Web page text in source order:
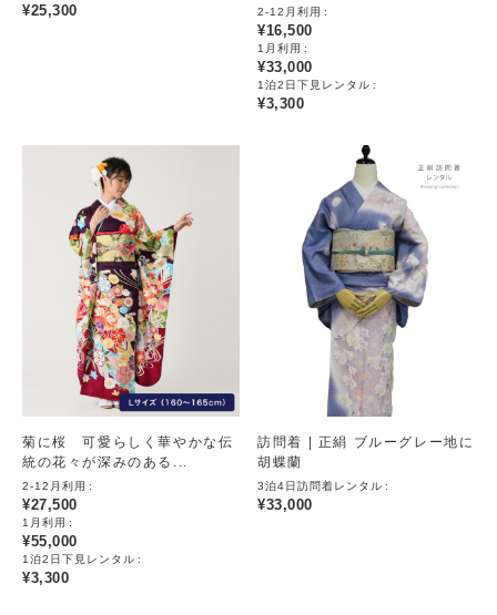
¥25,300 2-12月利用
¥16,500
1月利用
¥33,000
1泊2日下見レンタル
¥3,300
菊に桜 可愛らしく華やかな伝
統の花々が深みのある...
2-12月利用
¥27,500
1月利用
¥55,000
1泊2日下見レンタル
¥3,300
訪問着 | 正絹 ブルーグレー地に
胡蝶蘭
3泊4日訪問着レンタル
¥33,000